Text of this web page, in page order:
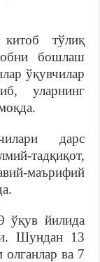
тўлиқ
бошлаш
ўқувчилар
уларнинг
дарс
тадқиқот,
маърифий
ўқув йилида
Шундан 13
ва 7